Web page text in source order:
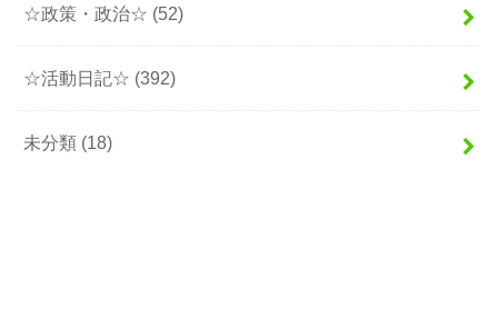
☆政策・政治☆ (52)
☆活動日記☆ (392)
未分類 (18)